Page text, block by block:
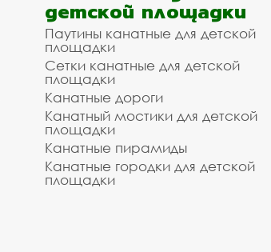
детской площадки
Паутины канатные для детской
площадки
Сетки канатные для детской
площадки
Канатные дороги
Канатный мостики для детской
площадки
Канатные пирамиды
Канатные городки для детской
площадки